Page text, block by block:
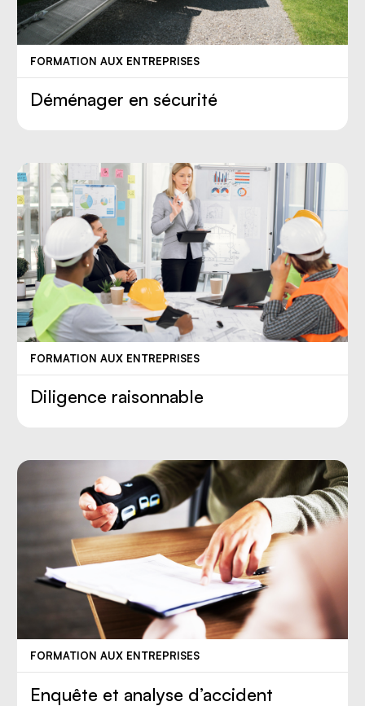
FORMATION AUX ENTREPRISES
Déménager en sécurité
FORMATION AUX ENTREPRISES
Diligence raisonnable
FORMATION AUX ENTREPRISES
Enquête et analyse d’accident